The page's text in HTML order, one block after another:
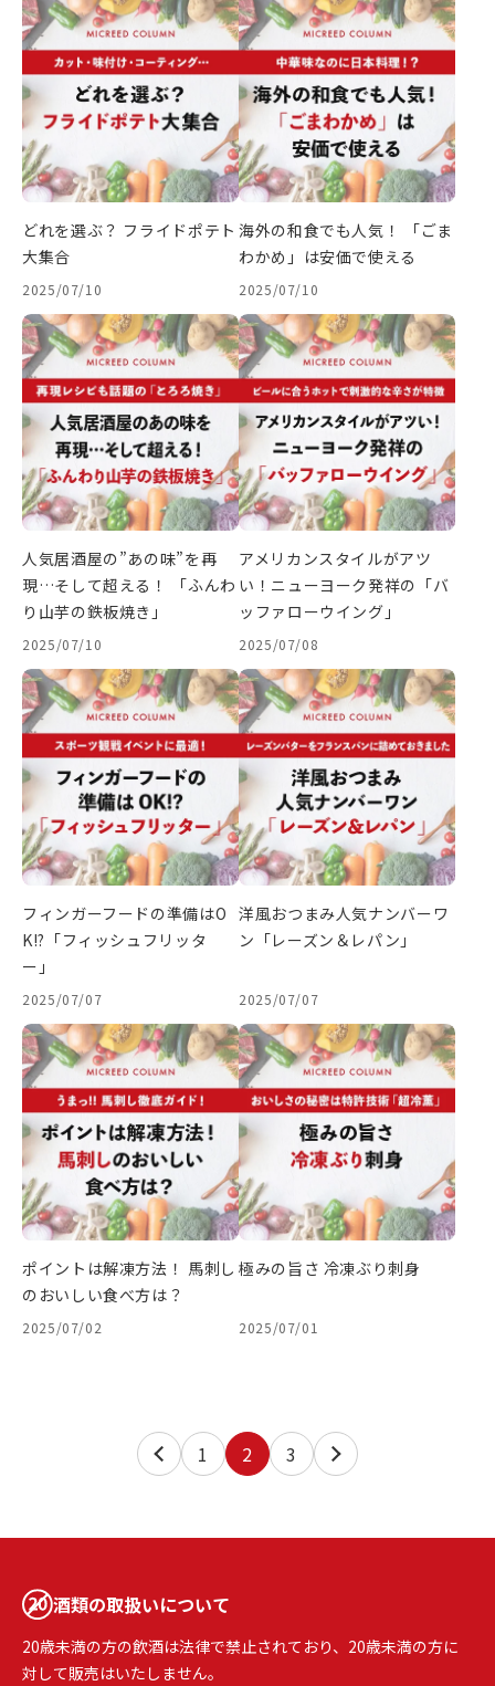
どれを選ぶ？ フライドポテト
大集合
2025/07/10
海外の和食でも人気！ 「ごま
わかめ」は安価で使える
2025/07/10
人気居酒屋の”あの味”を再
現…そして超える！ 「ふんわ
り山芋の鉄板焼き」
2025/07/10
アメリカンスタイルがアツ
い！ニューヨーク発祥の「バ
ッファローウイング」
2025/07/08
フィンガーフードの準備はO
K!?「フィッシュフリッタ
ー」
2025/07/07
洋風おつまみ人気ナンバーワ
ン「レーズン＆レパン」
2025/07/07
ポイントは解凍方法！ 馬刺し
のおいしい食べ方は？
2025/07/02
極みの旨さ 冷凍ぶり刺身
2025/07/01
1 2 3
酒類の取扱いについて
20歳未満の方の飲酒は法律で禁止されており、20歳未満の方に
対して販売はいたしません。